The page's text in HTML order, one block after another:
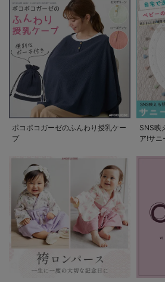
ポコポコガーゼのふんわり授乳ケー
プ
SNS映
ア!サニ